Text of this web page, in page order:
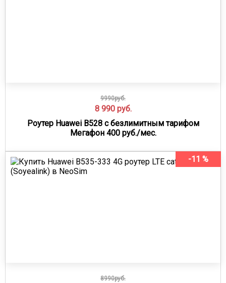
9990руб.
8 990 руб.
Роутер Huawei B528 с безлимитным тарифом
Мегафон 400 руб./мес.
-11 %
8990руб.